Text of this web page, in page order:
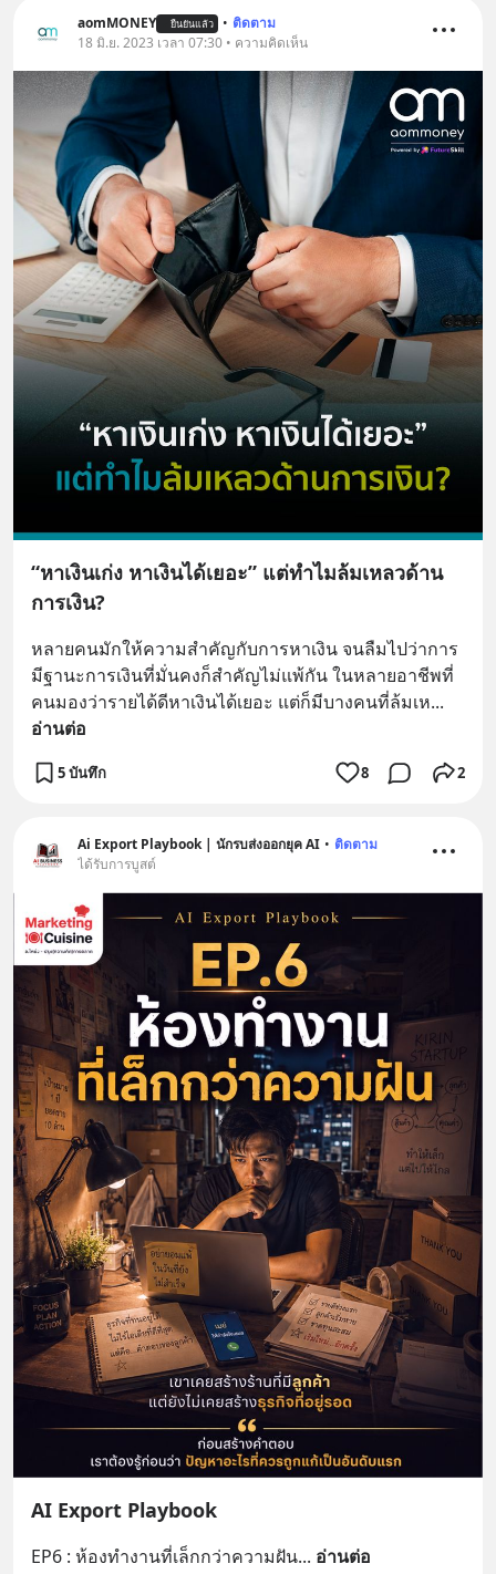
aomMONEY ยืนยันแล้ว • ติดตาม
18 มิ.ย. 2023 เวลา 07:30 • ความคิดเห็น
“หาเงินเก่ง หาเงินได้เยอะ” แต่ทำไมล้มเหลวด้าน
การเงิน?
หลายคนมักให้ความสำคัญกับการหาเงิน จนลืมไปว่าการ
มีฐานะการเงินที่มั่นคงก็สำคัญไม่แพ้กัน ในหลายอาชีพที่
คนมองว่ารายได้ดีหาเงินได้เยอะ แต่ก็มีบางคนที่ล้มเห
อ่านต่อ
5 บันทึก 8 2
Ai Export Playbook | นักรบส่งออกยุค AI • ติดตาม
ได้รับการบูสต์
AI Export Playbook
EP6 : ห้องทำงานที่เล็กกว่าความฝัน... อ่านต่อ